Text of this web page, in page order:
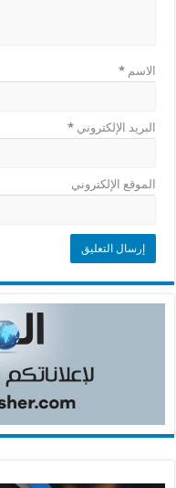
الاسم*
البريد الإلكتروني*
الموقع الإلكتروني